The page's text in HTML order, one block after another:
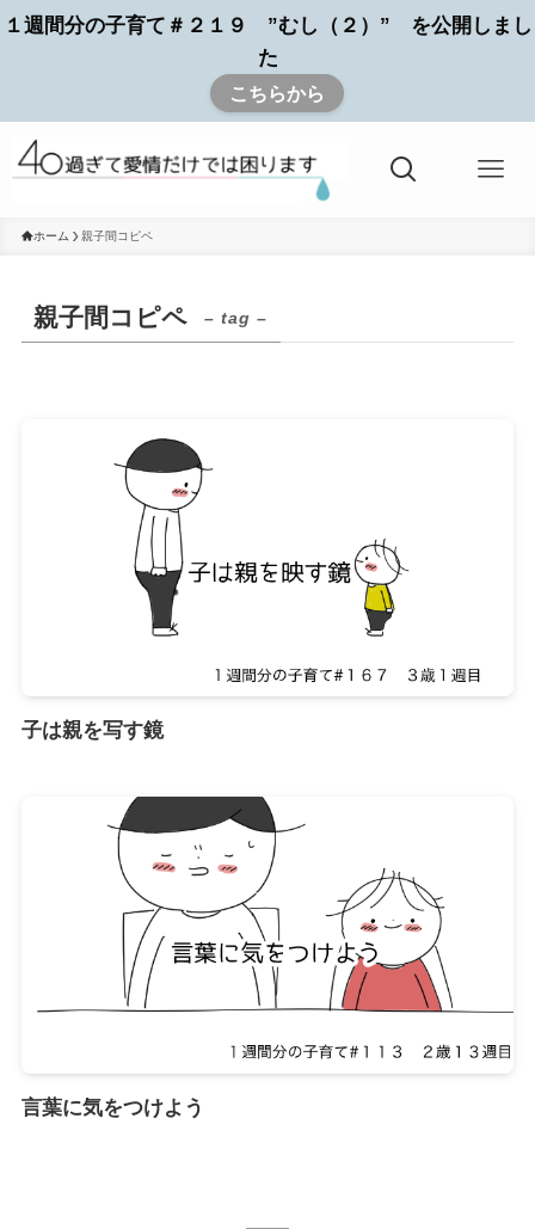
１週間分の子育て＃２１９ ”むし（２）” を公開しまし
た
こちらから
ホーム 親子間コピペ
親子間コピペ – tag –
子は親を写す鏡
言葉に気をつけよう